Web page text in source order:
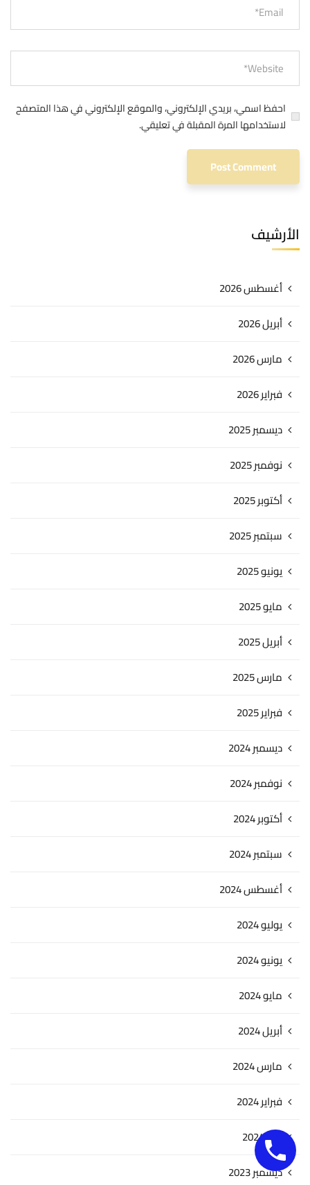
احفظ اسمي، بريدي الإلكتروني، والموقع الإلكتروني في هذا المتصفح
لاستخدامها المرة المقبلة في تعليقي.
الأرشيف
أغسطس 2026
أبريل 2026
مارس 2026
فبراير 2026
ديسمبر 2025
نوفمبر 2025
أكتوبر 2025
سبتمبر 2025
يونيو 2025
مايو 2025
أبريل 2025
مارس 2025
فبراير 2025
ديسمبر 2024
نوفمبر 2024
أكتوبر 2024
سبتمبر 2024
أغسطس 2024
يوليو 2024
يونيو 2024
مايو 2024
أبريل 2024
مارس 2024
فبراير 2024
يناير 2024
ديسمبر 2023